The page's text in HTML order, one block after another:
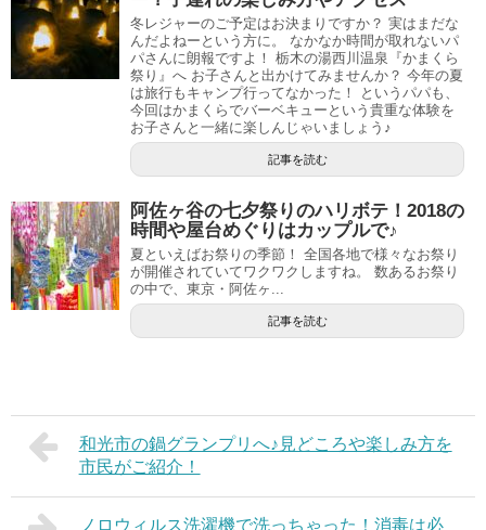
冬レジャーのご予定はお決まりですか？ 実はまだな
んだよねーという方に。 なかなか時間が取れないパ
パさんに朗報ですよ！ 栃木の湯西川温泉『かまくら
祭り』へ お子さんと出かけてみませんか？ 今年の夏
は旅行もキャンプ行ってなかった！ というパパも、
今回はかまくらでバーベキューという貴重な体験を
お子さんと一緒に楽しんじゃいましょう♪
記事を読む
阿佐ヶ谷の七夕祭りのハリボテ！2018の
時間や屋台めぐりはカップルで♪
夏といえばお祭りの季節！ 全国各地で様々なお祭り
が開催されていてワクワクしますね。 数あるお祭り
の中で、東京・阿佐ヶ...
記事を読む
和光市の鍋グランプリへ♪見どころや楽しみ方を
市民がご紹介！
ノロウィルス洗濯機で洗っちゃった！消毒は必